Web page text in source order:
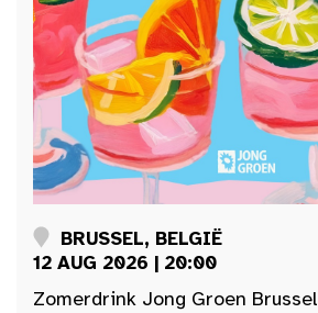
BRUSSEL, BELGIË
12 AUG 2026 | 20:00
Zomerdrink Jong Groen Brussel